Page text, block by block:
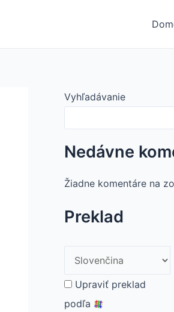
Vyhľadávanie
Nedávne
Žiadne komentáre na
Preklad
Upraviť preklad
podľa